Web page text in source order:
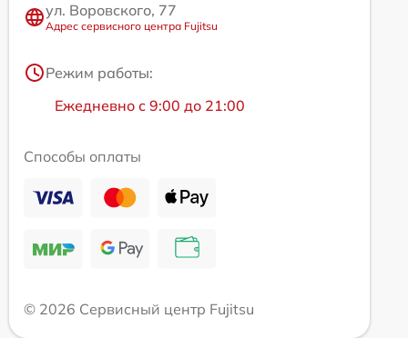
ул. Воровского, 77
Адрес сервисного центра Fujitsu
Режим работы:
Ежедневно с 9:00 до 21:00
Способы оплаты
© 2026 Сервисный центр Fujitsu